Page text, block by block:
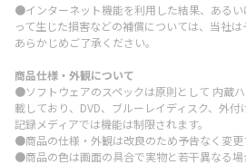
●インターネット機能を利用した結果、ある
って生じた損害などの補償については、当社は
あらかじめご了承ください。
商品仕様・外観について
●ソフトウェアのスペックは原則として 内蔵
載しており、DVD、ブルーレイディスク、外
記録メディアでは機能は制限されます。
●商品の仕様・外観は改良のため予告なく変更
●商品の色は画面の具合で実物と若干異なる場